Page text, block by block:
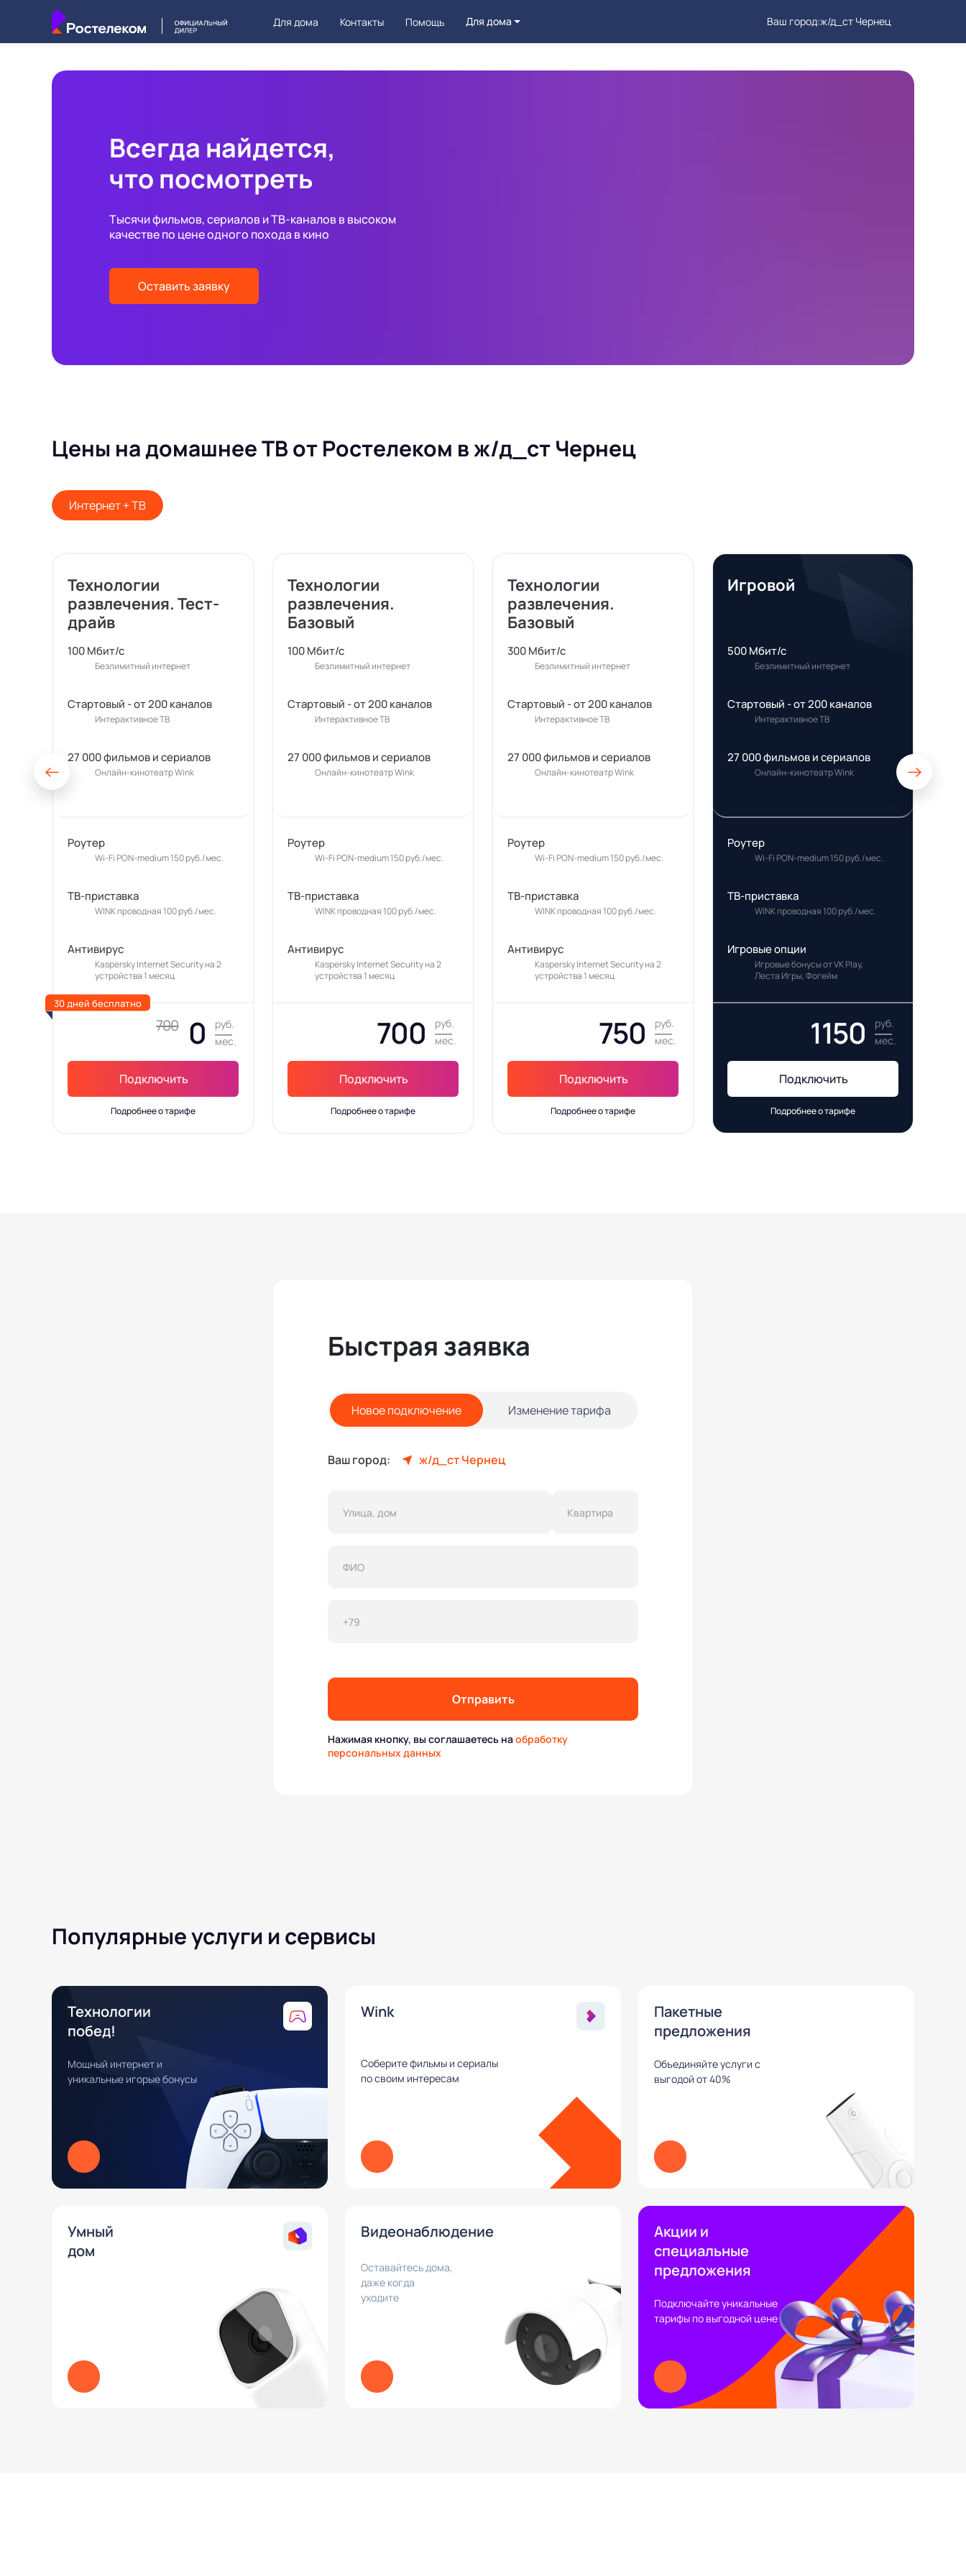
Для дома Контакты Помощь Для дома Ваш город:ж/д_ст Чернец
Всегда найдется,
что посмотреть
Тысячи фильмов, сериалов и ТВ-каналов в высоком
качестве по цене одного похода в кино
Оставить заявку
Цены на домашнее ТВ от Ростелеком в ж/д_ст Чернец
Интернет + ТВ
Технологии
развлечения. Тест-
драйв
100 Мбит/с
Безлимитный интернет
Стартовый - от 200 каналов
Интерактивное ТВ
27 000 фильмов и сериалов
Онлайн-кинотеатр Wink
Роутер
Wi-Fi PON-medium 150 руб./мес.
ТВ-приставка
WINK проводная 100 руб./мес.
Антивирус
Kaspersky Internet Security на 2
устройства 1 месяц
700 0
руб.
мес.
Подключить
Подробнее о тарифе
30 дней бесплатно
Технологии
развлечения.
Базовый
100 Мбит/с
Безлимитный интернет
Стартовый - от 200 каналов
Интерактивное ТВ
27 000 фильмов и сериалов
Онлайн-кинотеатр Wink
Роутер
Wi-Fi PON-medium 150 руб./мес.
ТВ-приставка
WINK проводная 100 руб./мес.
Антивирус
Kaspersky Internet Security на 2
устройства 1 месяц
700
руб.
мес.
Подключить
Подробнее о тарифе
Технологии
развлечения.
Базовый
300 Мбит/с
Безлимитный интернет
Стартовый - от 200 каналов
Интерактивное ТВ
27 000 фильмов и сериалов
Онлайн-кинотеатр Wink
Роутер
Wi-Fi PON-medium 150 руб./мес.
ТВ-приставка
WINK проводная 100 руб./мес.
Антивирус
Kaspersky Internet Security на 2
устройства 1 месяц
750
руб.
мес.
Подключить
Подробнее о тарифе
Игровой
500 Мбит/с
Безлимитный интернет
Стартовый - от 200 каналов
Интерактивное ТВ
27 000 фильмов и сериалов
Онлайн-кинотеатр Wink
Роутер
Wi-Fi PON-medium 150 руб./мес.
ТВ-приставка
WINK проводная 100 руб./мес.
Игровые опции
Игровые бонусы от VK Play,
Леста Игры, Фогейм
1150
руб.
мес.
Подключить
Подробнее о тарифе
Быстрая заявка
Новое подключение Изменение тарифа
Ваш город: ж/д_ст Чернец
Отправить
Нажимая кнопку, вы соглашаетесь наобработку
персональных данных
Популярные услуги и сервисы
Технологии
побед!
Мощный интернет и
уникальные игорые бонусы
Wink
Соберите фильмы и сериалы
по своим интересам
Пакетные
предложения
Объединяйте услуги с
выгодой от 40%
Умный
дом
Видеонаблюдение
Оставайтесь дома,
даже когда
уходите
Акции и
специальные
предложения
Подключайте уникальные
тарифы по выгодной цене